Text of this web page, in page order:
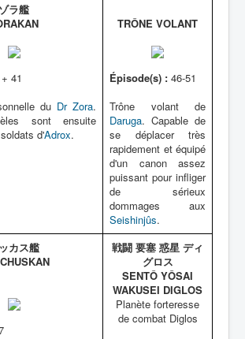
ゾラ艦
41
du Dr Zora.
sont ensuite
d'Adrox.
TRÔNE VOLANT
Épisode(s) : 46-51
Trône volant de
Daruga. Capable de
se déplacer très
rapidement et équipé
d'un canon assez
puissant pour infliger
de sérieux
dommages aux
Seishinjûs.
カス艦
戦闘 要塞 惑星 ディ
グロス
SENTÔ YÔSAI
WAKUSEI DIGLOS
Planète forteresse
de combat Diglos